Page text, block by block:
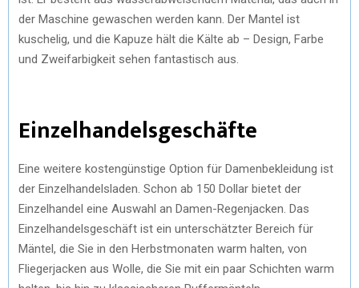
der Maschine gewaschen werden kann. Der Mantel ist
kuschelig, und die Kapuze hält die Kälte ab – Design, Farbe
und Zweifarbigkeit sehen fantastisch aus.
Einzelhandelsgeschäfte
Eine weitere kostengünstige Option für Damenbekleidung ist
der Einzelhandelsladen. Schon ab 150 Dollar bietet der
Einzelhandel eine Auswahl an Damen-Regenjacken. Das
Einzelhandelsgeschäft ist ein unterschätzter Bereich für
Mäntel, die Sie in den Herbstmonaten warm halten, von
Fliegerjacken aus Wolle, die Sie mit ein paar Schichten warm